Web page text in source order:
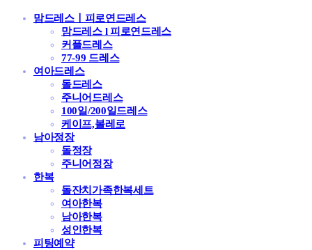
맘드레스ㅣ피로연드레스
맘드레스 l 피로연드레스
커플드레스
77-99 드레스
여아드레스
돌드레스
주니어드레스
100일/200일드레스
케이프,볼레로
남아정장
돌정장
주니어정장
한복
돌잔치가족한복세트
여아한복
남아한복
성인한복
피팅예약